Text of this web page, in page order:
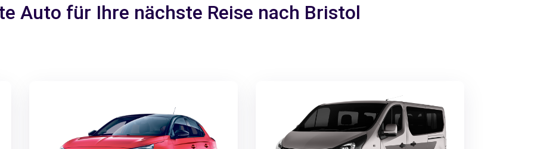
Auto für Ihre nächste Reise nach Bristol